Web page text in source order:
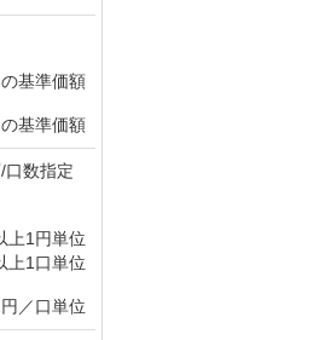
基準価額
基準価額
口数指定
上1円単位
上1口単位
／口単位